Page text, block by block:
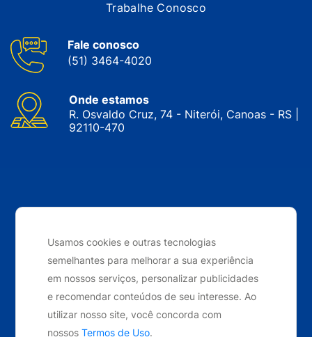
Usamos cookies e outras tecnologias
semelhantes para melhorar a sua experiência
em nossos serviços, personalizar publicidades
e recomendar conteúdos de seu interesse. Ao
utilizar nosso site, você concorda com
nossosTermos de Uso.
Trabalhe Conosco
Fale conosco
(51) 3464-4020
Onde estamos
R. Osvaldo Cruz, 74 - Niterói, Canoas - RS |
92110-470
reservados. 2024
Desenvolvido por Elo Ideias